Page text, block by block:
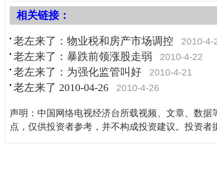
相关链接：
老左来了：物业税和房产市场调控 2010-4-
老左来了：暴跌前领涨股走弱 2010-4-22
老左来了：为强化监管叫好 2010-4-21
老左来了 2010-04-26 2010-4-26
声明：中国网络电视经济台所载视频、文章、数据
点，仅供投资者参考，并不构成投资建议。投资者